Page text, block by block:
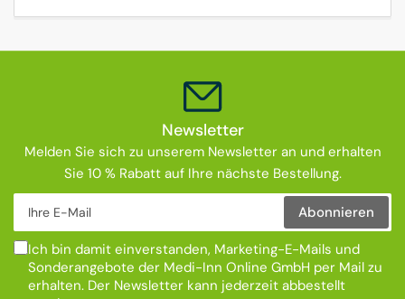
Newsletter
Melden Sie sich zu unserem Newsletter an und erhalten
Sie 10 % Rabatt auf Ihre nächste Bestellung.
Ihre E-Mail
Abonnieren
Ich bin damit einverstanden, Marketing-E-Mails und
Sonderangebote der Medi-Inn Online GmbH per Mail zu
erhalten. Der Newsletter kann jederzeit abbestellt